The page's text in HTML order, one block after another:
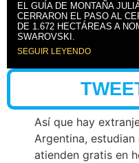
EL GUÍA DE MONTAÑA
CERRARON EL PASO AL
DE 1.672 HECTÁREAS A
SWAROVSKI.
SEGUIR LEYENDO
Así que hay
Argentina,
atienden gratis en